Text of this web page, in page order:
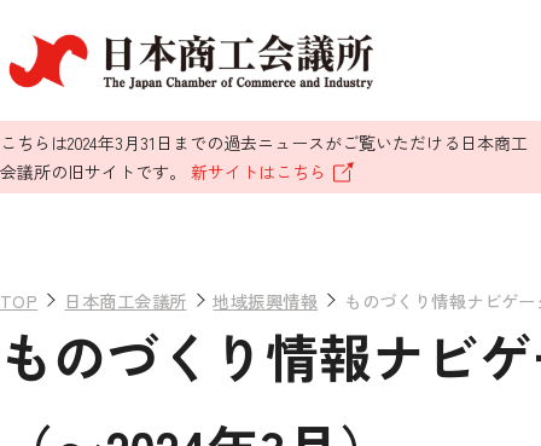
こちらは2024年3月31日までの過去ニュースがご覧いただける日本商工
会議所の旧サイトです。 新サイトはこちら
TOP 日本商工会議所 地域振興情報 ものづくり情報ナビゲ
ものづくり情報ナビ